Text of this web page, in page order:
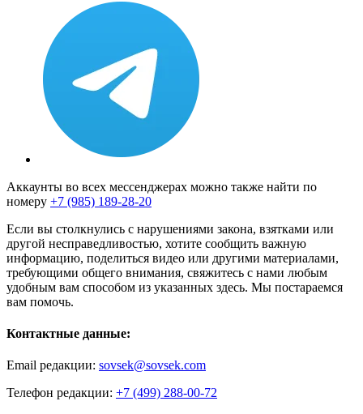
Аккаунты во всех мессенджерах можно также найти по
номеру +7 (985) 189-28-20
Если вы столкнулись с нарушениями закона, взятками или
другой несправедливостью, хотите сообщить важную
информацию, поделиться видео или другими материалами,
требующими общего внимания, свяжитесь с нами любым
удобным вам способом из указанных здесь. Мы постараемся
вам помочь.
Контактные данные:
Email редакции: sovsek@sovsek.com
Телефон редакции: +7 (499) 288-00-72